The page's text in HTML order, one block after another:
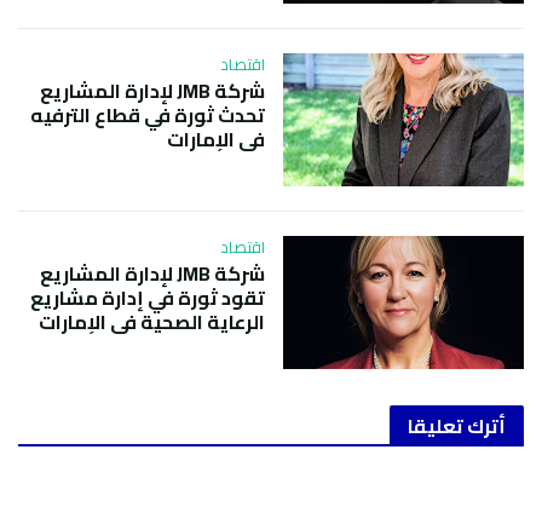
اقتصاد
شركة JMB لإدارة المشاريع
تحدث ثورة في قطاع الترفيه
في الإمارات
اقتصاد
شركة JMB لإدارة المشاريع
تقود ثورة في إدارة مشاريع
الرعاية الصحية في الإمارات
أترك تعليقا